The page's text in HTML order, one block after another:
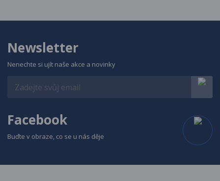
Newsletter
Nenechte si ujít naše akce a novinky
Facebook
Buďte v obraze, co se u nás děje